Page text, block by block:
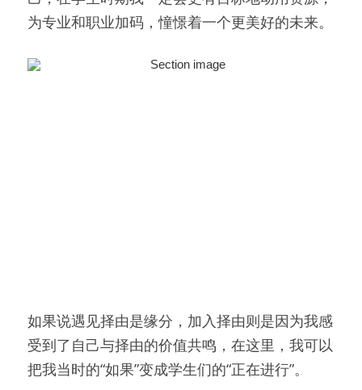
为专业和职业加码，憧憬着一个更美好的未来。
如果说遇见择由是缘分，加入择由则是因为我感
受到了自己与择由的价值共鸣，在这里，我可以
把我当时的“如果”变成学生们的“正在进行”。